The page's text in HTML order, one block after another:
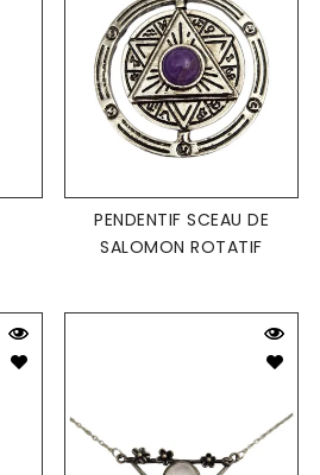
PENDENTIF SCEAU DE
SALOMON ROTATIF